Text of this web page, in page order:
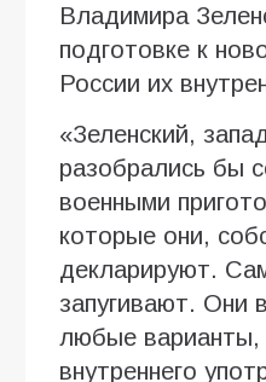
Владимира
подготовке к
России их
«Зеленский,
разобрались бы
военными
которые они,
декларируют.
запугивают. Они
любые варианты,
внутреннего